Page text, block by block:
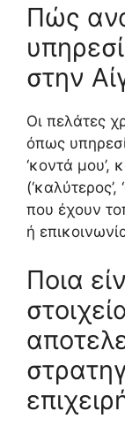
Πώς
στην
Οι πελάτες
όπως
‘κοντά μου’,
που έχουν
ή
Ποια